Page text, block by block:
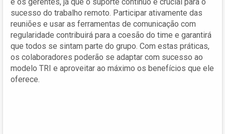
sucesso do trabalho remoto. Participar ativamente das
reuniões e usar as ferramentas de comunicação com
regularidade contribuirá para a coesão do time e garantirá
que todos se sintam parte do grupo. Com estas práticas,
os colaboradores poderão se adaptar com sucesso ao
modelo TRI e aproveitar ao máximo os benefícios que ele
oferece.